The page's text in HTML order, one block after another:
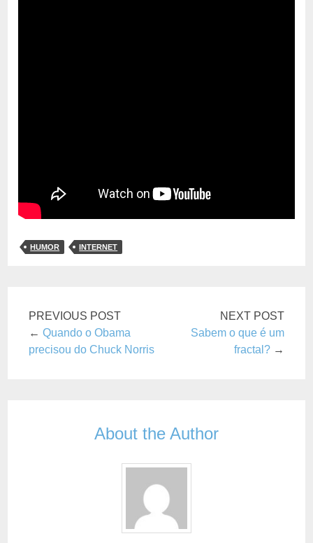
HUMOR INTERNET
PREVIOUS POST
←Quando o Obama
precisou do Chuck Norris
NEXT POST
Sabem o que é um
fractal?→
About the Author